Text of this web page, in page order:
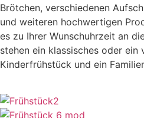
Brötchen, verschiedenen
und weiteren hochwertigen
es zu Ihrer Wunschuhrzeit an
stehen ein klassisches oder ein
Kinderfrühstück und ein